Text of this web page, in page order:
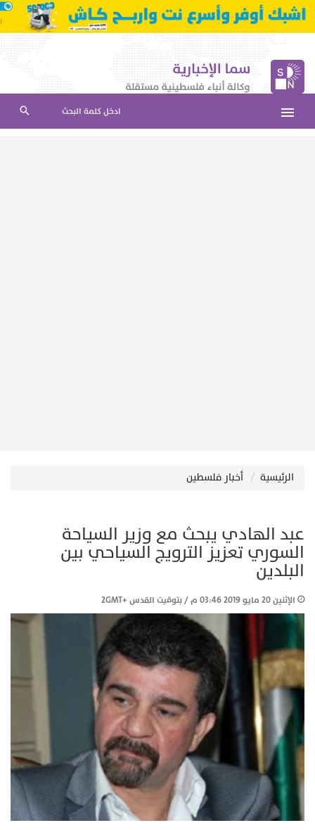
ادخل كلمة البحث
الرئيسية أخبار فلسطين
عبد الهادي يبحث مع وزير السياحة
السوري تعزيز الترويج السياحي بين
البلدين
الإثنين 20 مايو 2019 03:46 م / بتوقيت القدس +2GMT